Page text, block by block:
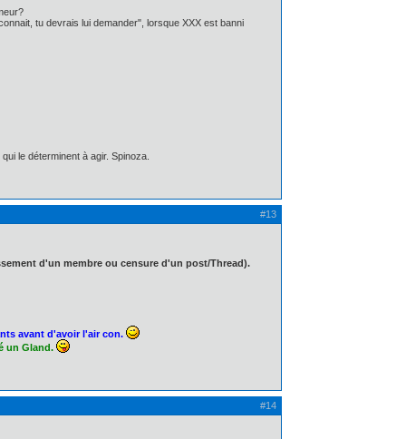
tu devrais lui demander", lorsque XXX est banni
le déterminent à agir. Spinoza.
#13
d'un membre ou censure d'un post/Thread).
avant d'avoir l'air con.
un Gland.
#14